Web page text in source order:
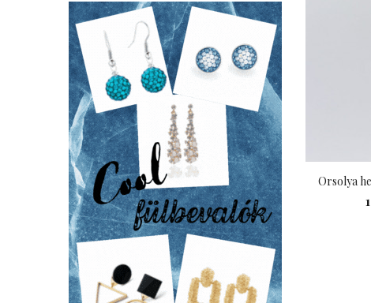
Orsolya